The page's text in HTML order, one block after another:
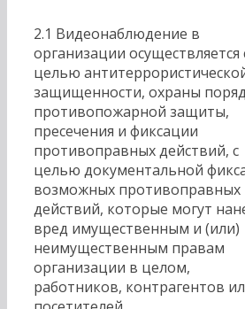
2.1 Видеонаблюдение в
организации осуществляется
целью
защищенности, охраны
противопожарной защиты,
пресечения и фиксации
противоправных действий, с
целью документальной
возможных противоправных
действий, которые могут
вред имущественным и (или)
неимущественным правам
организации в целом,
работников, контрагентов